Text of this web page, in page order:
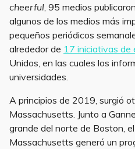
cheerful , 95 medios
algunos de los medios más
pequeños periódicos
alrededor de 17 iniciativas de
Unidos, en las cuales los
universidades.
A principios de 2019, surgió
Massachusetts. Junto a
grande del norte de Boston,
Massachusetts generó un